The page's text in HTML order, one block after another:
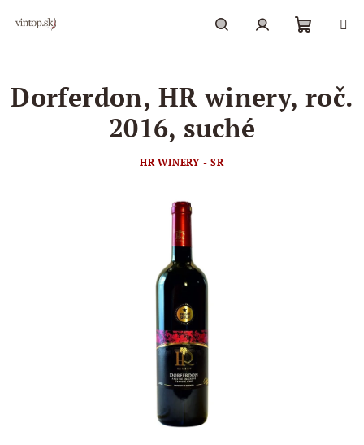
košík
Dorferdon, HR winery, roč.
2016, suché
HR WINERY - SR